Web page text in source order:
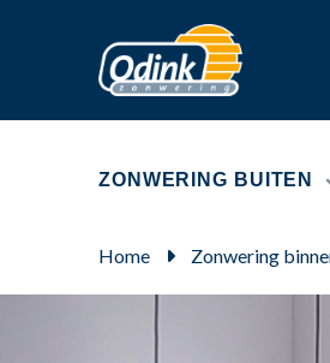
ZONWERING BUITEN
Home Zonwering